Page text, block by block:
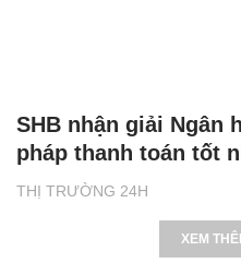
THỊ TRƯỜNG 24H
SHB nhận giải Ngân
pháp thanh toán tốt
XEM